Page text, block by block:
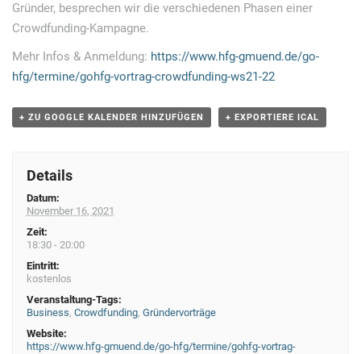
s
t
a
l
t
Gründer, besprechen wir die verschiedenen Phasen einer
Crowdfunding-Kampagne.
Mehr Infos & Anmeldung: https://www.hfg-gmuend.de/go-
hfg/termine/gohfg-vortrag-crowdfunding-ws21-22
+ ZU GOOGLE KALENDER HINZUFÜGEN + EXPORTIERE ICAL
Details
Datum:
November 16, 2021
Zeit:
18:30 - 20:00
Eintritt:
kostenlos
Veranstaltung-Tags:
Business, Crowdfunding, Gründervorträge
Website:
https://www.hfg-gmuend.de/go-hfg/termine/gohfg-vortrag-